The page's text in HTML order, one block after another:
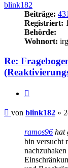
blink182
Beiträge: 431
Registriert:
Behörde:
Wohnort:
Re:
Beitrag
von blink182 »
ramos96 hat
bin versucht